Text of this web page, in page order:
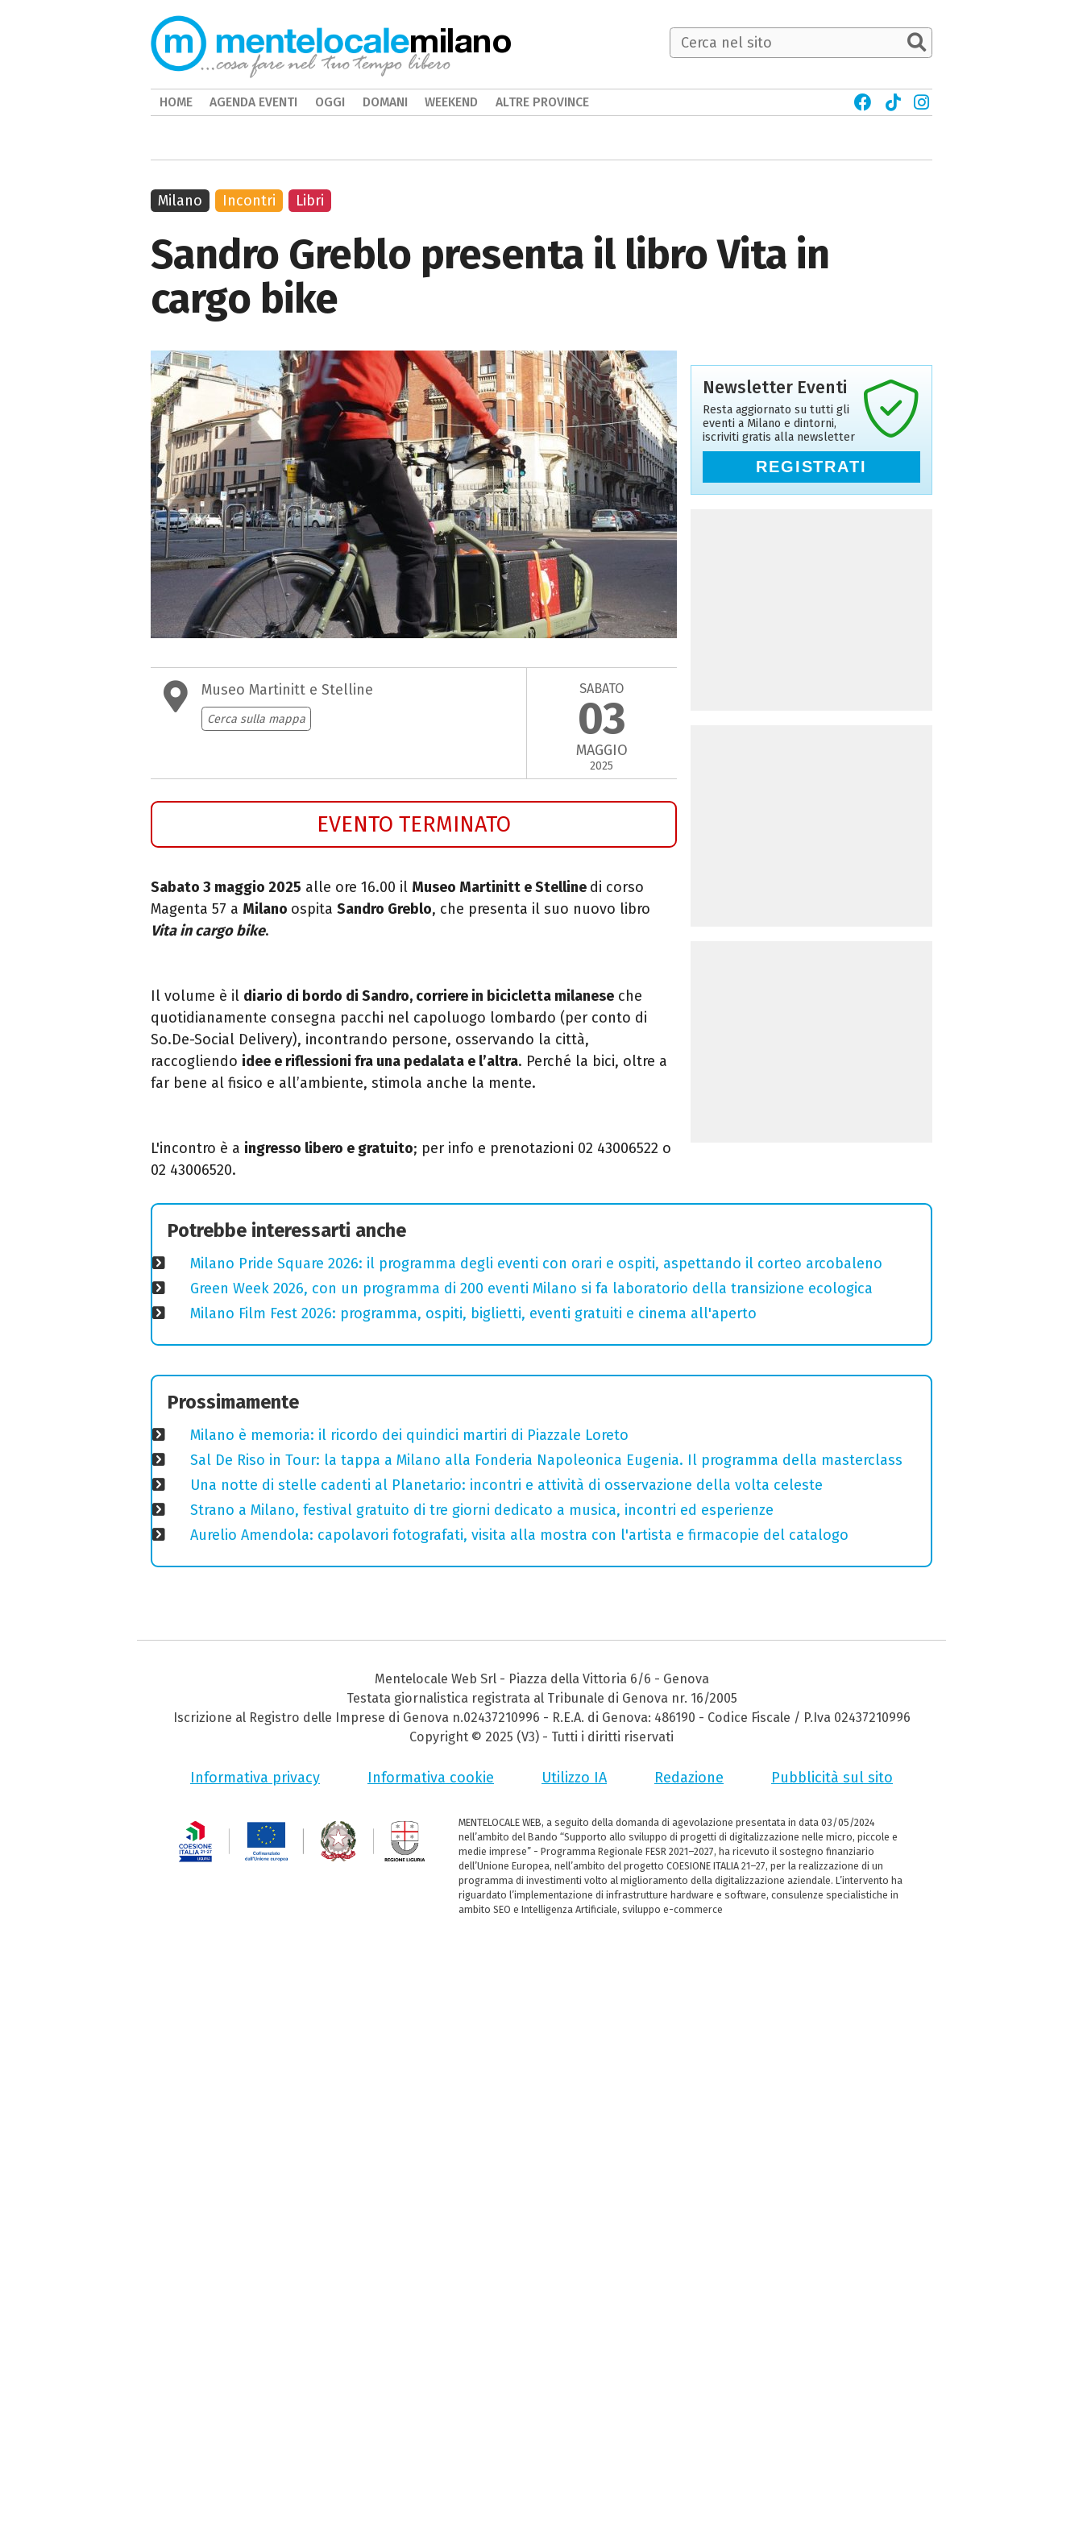
Sandro Greblo presenta il libro Vita in
cargo bike
Museo Martinitt e Stelline
Cerca sulla mappa
SABATO
03
MAGGIO
2025
EVENTO TERMINATO
Sabato 3 maggio 2025 alle ore 16.00 il Museo Martinitt e Stelline di corso
Magenta 57 a Milano ospita Sandro Greblo, che presenta il suo nuovo libro
Vita in cargo bike.
Il volume è il diario di bordo di Sandro, corriere in bicicletta milanese che
quotidianamente consegna pacchi nel capoluogo lombardo (per conto di
So.De-Social Delivery), incontrando persone, osservando la città,
raccogliendo idee e riflessioni fra una pedalata e l’altra. Perché la bici, oltre a
far bene al fisico e all’ambiente, stimola anche la mente.
L'incontro è a ingresso libero e gratuito; per info e prenotazioni 02 43006522 o
02 43006520.
Milano Incontri Libri
Newsletter Eventi
Resta aggiornato su tutti gli
eventi a Milano e dintorni,
iscriviti gratis alla newsletter
REGISTRATI
Potrebbe interessarti anche
Milano Pride Square 2026: il programma degli eventi con orari e ospiti, aspettando il corteo arcobaleno
Green Week 2026, con un programma di 200 eventi Milano si fa laboratorio della transizione ecologica
Milano Film Fest 2026: programma, ospiti, biglietti, eventi gratuiti e cinema all'aperto
Prossimamente
Milano è memoria: il ricordo dei quindici martiri di Piazzale Loreto
Sal De Riso in Tour: la tappa a Milano alla Fonderia Napoleonica Eugenia. Il programma della masterclass
Una notte di stelle cadenti al Planetario: incontri e attività di osservazione della volta celeste
Strano a Milano, festival gratuito di tre giorni dedicato a musica, incontri ed esperienze
Aurelio Amendola: capolavori fotografati, visita alla mostra con l'artista e firmacopie del catalogo
milano
HOME AGENDA EVENTI OGGI DOMANI WEEKEND ALTRE PROVINCE
Mentelocale Web Srl - Piazza della Vittoria 6/6 - Genova
Testata giornalistica registrata al Tribunale di Genova nr. 16/2005
Iscrizione al Registro delle Imprese di Genova n.02437210996 - R.E.A. di Genova: 486190 - Codice Fiscale / P.Iva 02437210996
Copyright © 2025 (V3) - Tutti i diritti riservati
Informativa privacy Informativa cookie Utilizzo IA Redazione Pubblicità sul sito
MENTELOCALE WEB, a seguito della domanda di agevolazione presentata in data 03/05/2024
nell’ambito del Bando “Supporto allo sviluppo di progetti di digitalizzazione nelle micro, piccole e
medie imprese” - Programma Regionale FESR 2021–2027, ha ricevuto il sostegno finanziario
dell’Unione Europea, nell’ambito del progetto COESIONE ITALIA 21–27, per la realizzazione di un
programma di investimenti volto al miglioramento della digitalizzazione aziendale. L’intervento ha
riguardato l’implementazione di infrastrutture hardware e software, consulenze specialistiche in
ambito SEO e Intelligenza Artificiale, sviluppo e-commerce